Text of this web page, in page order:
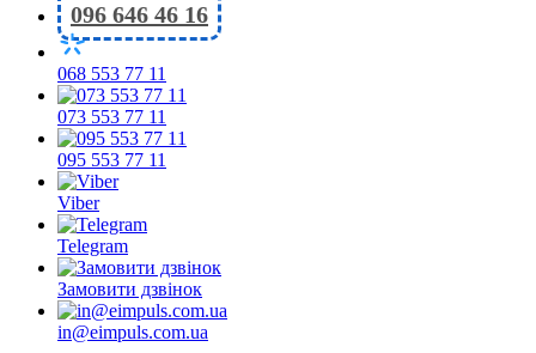
096 646 46 16
068 553 77 11
073 553 77 11
095 553 77 11
Viber
Telegram
Замовити дзвінок
in@eimpuls.com.ua